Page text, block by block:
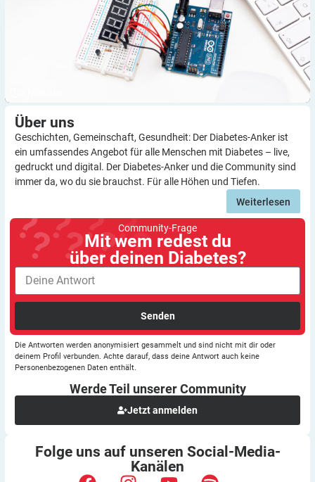
Über uns
Geschichten, Gemeinschaft, Gesundheit: Der Diabetes-Anker ist
ein umfassendes Angebot für alle Menschen mit Diabetes – live,
gedruckt und digital. Der Diabetes-Anker und die Community sind
immer da, wo du sie brauchst. Für alle Höhen und Tiefen.
Weiterlesen
Community-Frage
Mit wem redest du
über deinen Diabetes?
Senden
Die Antworten werden anonymisiert gesammelt und sind nicht mit dir oder
deinem Profil verbunden. Achte darauf, dass deine Antwort auch keine
Personenbezogenen Daten enthält.
Werde Teil unserer Community
Jetzt anmelden
Folge uns auf unseren Social-Media-
Kanälen